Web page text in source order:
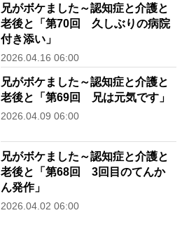
兄がボケました～認知症と介護と
老後と「第70回 久しぶりの病院
付き添い」
2026.04.16 06:00
兄がボケました～認知症と介護と
老後と「第69回 兄は元気です」
2026.04.09 06:00
兄がボケました～認知症と介護と
老後と「第68回 3回目のてんか
ん発作」
2026.04.02 06:00